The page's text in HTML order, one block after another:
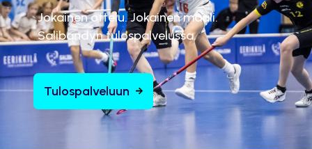
Jokainen ottelu. Jokainen maali.
Salibandyn tulospalvelussa.
Tulospalveluun